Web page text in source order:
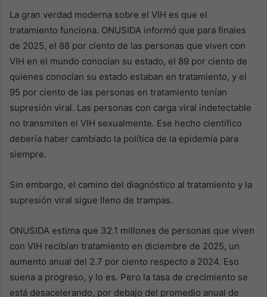
La gran verdad moderna sobre el VIH es que el
tratamiento funciona. ONUSIDA informó que para finales
de 2025, el 88 por ciento de las personas que viven con
VIH en el mundo conocían su estado, el 89 por ciento de
quienes conocían su estado estaban en tratamiento, y el
95 por ciento de las personas en tratamiento tenían
supresión viral. Las personas con carga viral indetectable
no transmiten el VIH sexualmente. Ese hecho científico
debería haber cambiado la política de la epidemia para
siempre.
Sin embargo, el camino del diagnóstico al tratamiento y la
supresión viral sigue lleno de trampas.
ONUSIDA estima que 32.1 millones de personas que viven
con VIH recibían tratamiento en diciembre de 2025, un
aumento anual del 2.7 por ciento respecto a 2024. Eso
suena a progreso, y lo es. Pero la tasa de crecimiento se
está desacelerando, por debajo del promedio anual de